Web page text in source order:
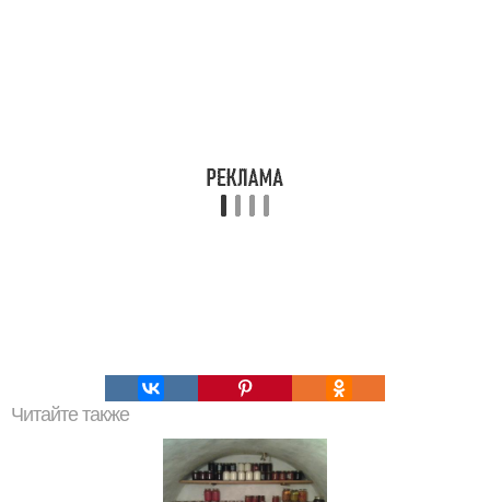
Читайте также